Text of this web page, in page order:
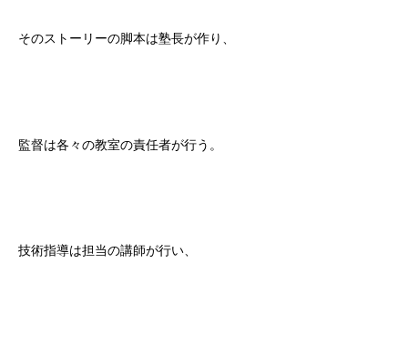
そのストーリーの脚本は塾長が作り、
監督は各々の教室の責任者が行う。
技術指導は担当の講師が行い、